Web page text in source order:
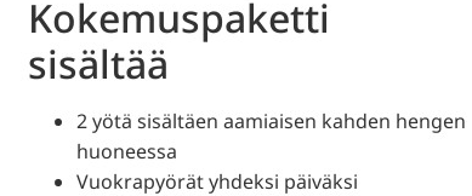
Kokemuspaketti
sisältää
2 yötä sisältäen aamiaisen kahden hengen
huoneessa
Vuokrapyörät yhdeksi päiväksi